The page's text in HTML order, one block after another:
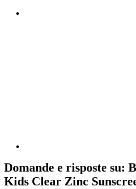
Domande e risposte su:
Kids Clear Zinc